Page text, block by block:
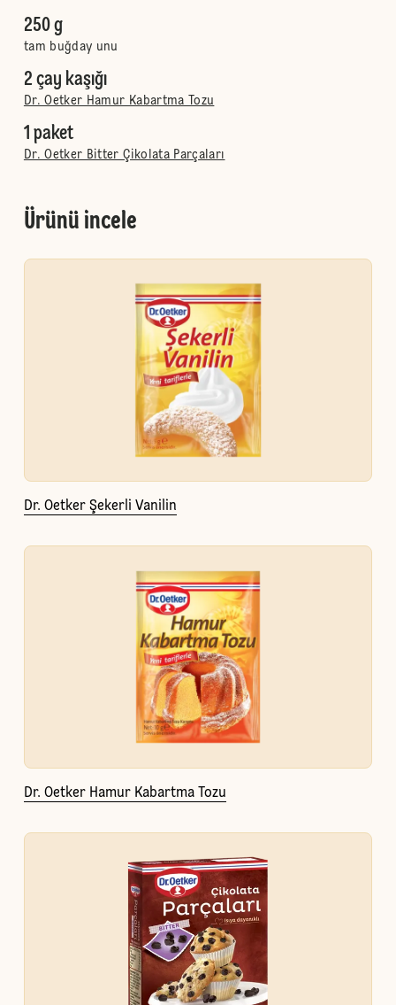
250 g
tam buğday unu
2 çay kaşığı
Dr. Oetker Hamur Kabartma Tozu
1 paket
Dr. Oetker Bitter Çikolata Parçaları
Ürünü incele
Dr. Oetker Şekerli Vanilin
Dr. Oetker Hamur Kabartma Tozu